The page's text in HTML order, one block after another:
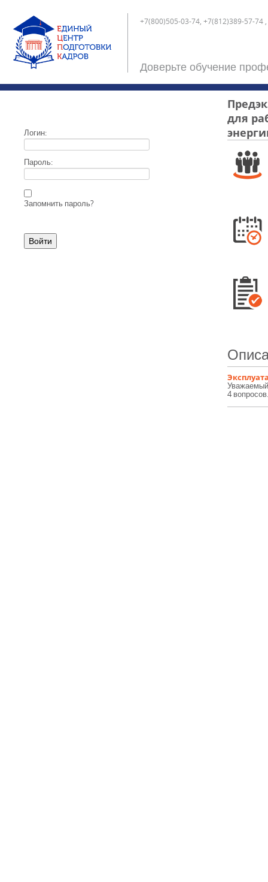
+7(800)505-03-74, +7(812)389-57-74
Доверьте обучение
Логин:
Пароль:
Запомнить пароль?
для
Уважаемый
4